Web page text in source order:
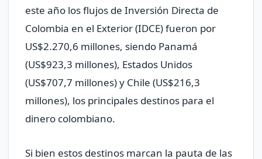
este año los flujos de Inversión Directa de
Colombia en el Exterior (IDCE) fueron por
US$2.270,6 millones, siendo Panamá
(US$923,3 millones), Estados Unidos
(US$707,7 millones) y Chile (US$216,3
millones), los principales destinos para el
dinero colombiano.
Si bien estos destinos marcan la pauta de las